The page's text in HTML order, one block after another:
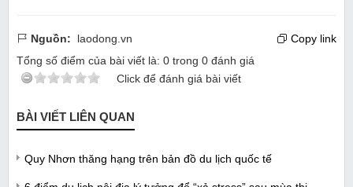
Nguồn: laodong.vn
Copy link
Tổng số điểm của bài viết là: 0 trong 0 đánh giá
Click để đánh giá bài viết
BÀI VIẾT LIÊN QUAN
Quy Nhơn thăng hạng trên bản đồ du lịch quốc tế